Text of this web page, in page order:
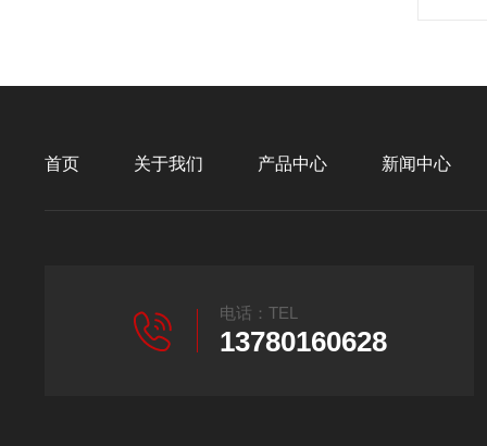
首页 关于我们 产品中心 新闻中心
电话：TEL
13780160628